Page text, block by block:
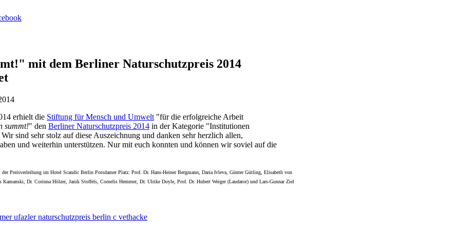
mit dem Berliner Naturschutzpreis 2014
erhielt die Stiftung für Mensch und Umwelt "für die erfolgreiche Arbeit
summt!" den Berliner Naturschutzpreis 2014 in der Kategorie "Institutionen
sind sehr stolz auf diese Auszeichnung und danken sehr herzlich allen,
und weiterhin unterstützen. Nur mit euch konnten und können wir soviel auf die
Preisverleihung im Hotel Scandic Berlin Potsdamer Platz: Prof. Dr. Hans-Heiner Bergmann, Daria Ivleva, Günter Gütling, Elisabeth von
Kamanski, Dr. Corinna Hölzer, Janik Stoffels, Cornelis Hemmer, Dr. Ulrike Doyle, Prof. Dr. Hubert Weiger (Laudator) und Lars-Gunnar Ziel